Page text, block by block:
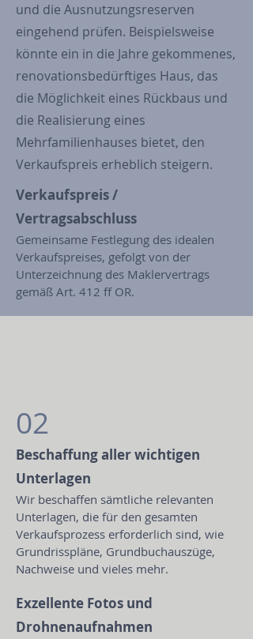
und die Ausnutzungsreserven
eingehend prüfen. Beispielsweise
könnte ein in die Jahre gekommenes,
renovationsbedürftiges Haus, das
die Möglichkeit eines Rückbaus und
die Realisierung eines
Mehrfamilienhauses bietet, den
Verkaufspreis erheblich steigern.
Verkaufspreis /
Vertragsabschluss
Gemeinsame Festlegung des idealen
Verkaufspreises, gefolgt von der
Unterzeichnung des Maklervertrags
gemäß Art. 412 ff OR.
02
Beschaffung aller wichtigen
Unterlagen
​Wir beschaffen sämtliche relevanten
Unterlagen, die für den gesamten
Verkaufsprozess erforderlich sind, wie
Grundrisspläne, Grundbuchauszüge,
Nachweise und vieles mehr.
Exzellente Fotos und
Drohnenaufnahmen